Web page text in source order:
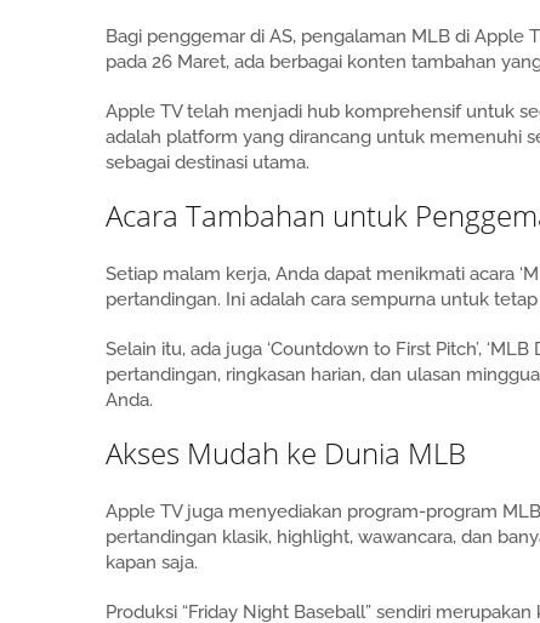
Bagi penggemar di AS, pengalaman MLB di Apple
pada 26 Maret, ada berbagai konten tambahan
Apple TV telah menjadi hub komprehensif untuk
adalah platform yang dirancang untuk memenuhi
sebagai destinasi utama.
Acara Tambahan untuk
Setiap malam kerja, Anda dapat menikmati acara
pertandingan. Ini adalah cara sempurna untuk
Selain itu, ada juga ‘Countdown to First Pitch’,
pertandingan, ringkasan harian, dan ulasan
Anda.
Akses Mudah ke Dunia MLB
Apple TV juga menyediakan program-program
pertandingan klasik, highlight, wawancara, dan
kapan saja.
Produksi “Friday Night Baseball” sendiri